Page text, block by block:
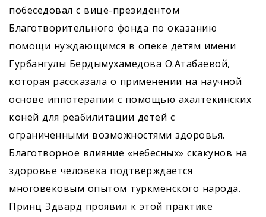
побеседовал с вице-президентом
Благотворительного фонда по оказанию
помощи нуждающимся в опеке детям имени
Гурбангулы Бердымухамедова О.Атабаевой,
которая рассказала о применении на научной
основе иппотерапии с помощью ахалтекинских
коней для реабилитации детей с
ограниченными возможностями здоровья.
Благотворное влияние «небесных» скакунов на
здоровье человека подтверждается
многовековым опытом туркменского народа.
Принц Эдвард проявил к этой практике